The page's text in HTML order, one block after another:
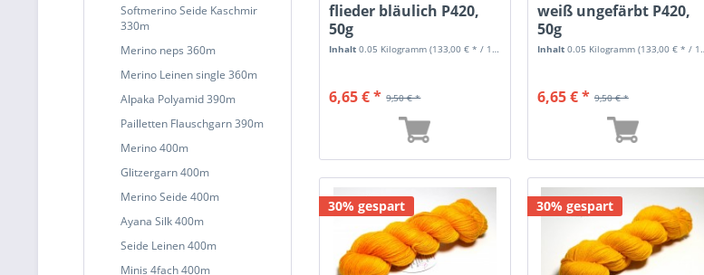
Softmerino Seide Kaschmir
330m
Merino neps 360m
Merino Leinen single 360m
Alpaka Polyamid 390m
Pailletten Flauschgarn 390m
Merino 400m
Glitzergarn 400m
Merino Seide 400m
Ayana Silk 400m
Seide Leinen 400m
Minis 4fach 400m
flieder bläulich P420,
50g
Inhalt0.05 Kilogramm(133,00 € * / 1 Kilogramm)
9,50 € *
6,65 € *
weiß ungefärbt P420,
50g
Inhalt 0.05 Kilogramm (133,00 € * / 1 Kilogramm)
9,50 € *
6,65 € *
30% gespart 30% gespart